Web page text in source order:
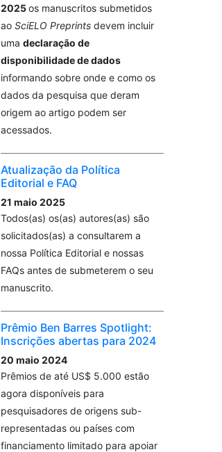
2025os manuscritos submetidos
ao SciELO Preprintsdevem incluir
uma declaração de
disponibilidade de dados
informando sobre onde e como os
dados da pesquisa que deram
origem ao artigo podem ser
acessados.
Atualização da Política
Editorial e FAQ
21 maio 2025
Todos(as) os(as) autores(as) são
solicitados(as) a consultarem a
nossa Política Editorial e nossas
FAQs antes de submeterem o seu
manuscrito.
Prêmio Ben Barres Spotlight:
Inscrições abertas para 2024
20 maio 2024
Prêmios de até US$ 5.000 estão
agora disponíveis para
pesquisadores de origens sub-
representadas ou países com
financiamento limitado para apoiar